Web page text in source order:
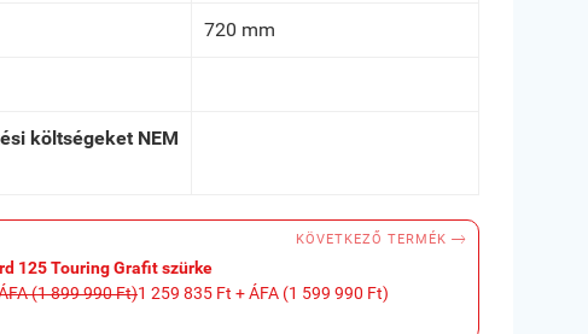
720 mm
költségeket NEM
KÖVETKEZŐ TERMÉK 
125 Touring Grafit szürke
(1 899 990 Ft)1 259 835 Ft + ÁFA (1 599 990 Ft)